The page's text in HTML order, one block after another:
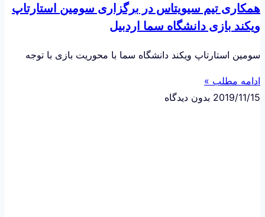
همکاری تیم سیویتاس در برگزاری سومین استارتاپ
ویکند بازی دانشگاه سما اردبیل
سومین استارتاپ ویکند دانشگاه سما با محوریت بازی با توجه
ادامه مطلب »
2019/11/15 بدون دیدگاه